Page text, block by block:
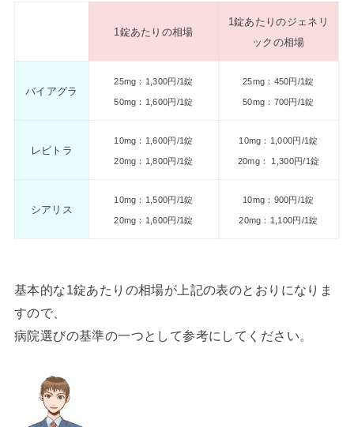
1錠あたりの相場
1錠あたりのジェネリ
ックの相場
バイアグラ
25mg：1,300円/1錠
50mg：1,600円/1錠
25mg：450円/1錠
50mg：700円/1錠
レビトラ
10mg：1,600円/1錠
20mg：1,800円/1錠
10mg：1,000円/1錠
20mg： 1,300円/1錠
シアリス
10mg：1,500円/1錠
20mg：1,600円/1錠
10mg：900円/1錠
20mg：1,100円/1錠
基本的な1錠あたりの相場が上記の表のとおりになりま
すので、
病院選びの基準の一つとして参考にしてください。